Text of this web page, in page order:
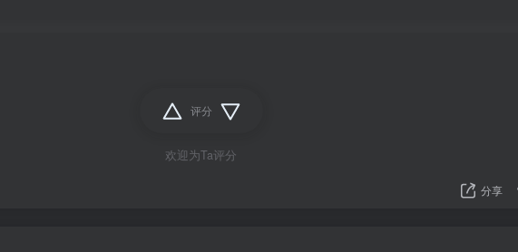
评分
欢迎为Ta评分
分享